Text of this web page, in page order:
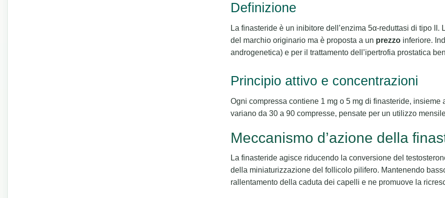
Definizione
La finasteride è un inibitore dell’enzima 5α-reduttasi di tipo II.
del marchio originario ma è proposta a un prezzo inferiore.
androgenetica) e per il trattamento dell’ipertrofia prostatica
Principio attivo e concentrazioni
Ogni compressa contiene 1 mg o 5 mg di finasteride,
variano da 30 a 90 compresse, pensate per un utilizzo
Meccanismo d’azione della
La finasteride agisce riducendo la conversione del
della miniaturizzazione del follicolo pilifero. Mantenendo
rallentamento della caduta dei capelli e ne promuove la